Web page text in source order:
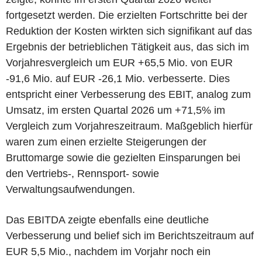
fortgesetzt werden. Die erzielten Fortschritte bei der
Reduktion der Kosten wirkten sich signifikant auf das
Ergebnis der betrieblichen Tätigkeit aus, das sich im
Vorjahresvergleich um EUR +65,5 Mio. von EUR
-91,6 Mio. auf EUR -26,1 Mio. verbesserte. Dies
entspricht einer Verbesserung des EBIT, analog zum
Umsatz, im ersten Quartal 2026 um +71,5% im
Vergleich zum Vorjahreszeitraum. Maßgeblich hierfür
waren zum einen erzielte Steigerungen der
Bruttomarge sowie die gezielten Einsparungen bei
den Vertriebs-, Rennsport- sowie
Verwaltungsaufwendungen.
Das EBITDA zeigte ebenfalls eine deutliche
Verbesserung und belief sich im Berichtszeitraum auf
EUR 5,5 Mio., nachdem im Vorjahr noch ein